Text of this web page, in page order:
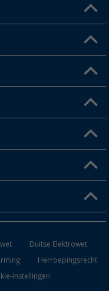
Duitse Elektrowet
Herroepingsrecht
instellingen